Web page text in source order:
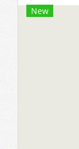
New